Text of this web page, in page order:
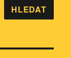
HLEDAT